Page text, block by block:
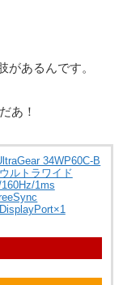
があるんです。
あ！
34WP60C-B
ルトラワイド
1ms